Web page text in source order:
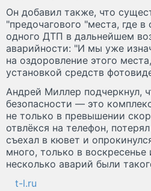
Он добавил также, что
"предочагового "места, где
одного ДТП в дальнейшем
аварийности: "И мы уже
на оздоровление этого
установкой средств
Андрей Миллер подчеркнул,
безопасности — это
не только в превышении
отвлёкся на телефон,
съехал в кювет и
много, только в
несколько аварий были
t-l.ru